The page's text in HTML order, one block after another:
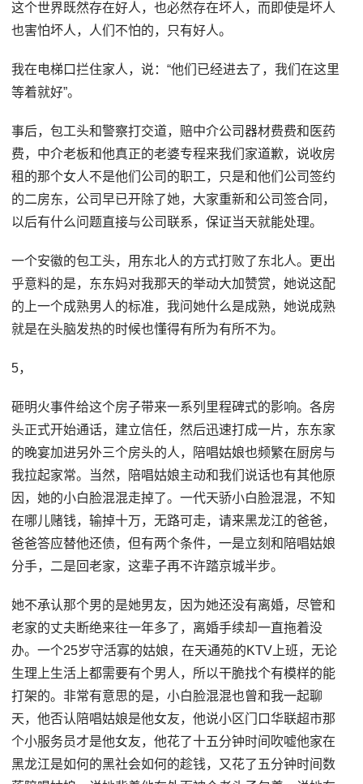
这个世界既然存在好人，也必然存在坏人，而即使是坏人
也害怕坏人，人们不怕的，只有好人。
我在电梯口拦住家人，说：“他们已经进去了，我们在这里
等着就好”。
事后，包工头和警察打交道，赔中介公司器材费费和医药
费，中介老板和他真正的老婆专程来我们家道歉，说收房
租的那个女人不是他们公司的职工，只是和他们公司签约
的二房东，公司早已开除了她，大家重新和公司签合同，
以后有什么问题直接与公司联系，保证当天就能处理。
一个安徽的包工头，用东北人的方式打败了东北人。更出
乎意料的是，东东妈对我那天的举动大加赞赏，她说这配
的上一个成熟男人的标准，我问她什么是成熟，她说成熟
就是在头脑发热的时候也懂得有所为有所不为。
5，
砸明火事件给这个房子带来一系列里程碑式的影响。各房
头正式开始通话，建立信任，然后迅速打成一片，东东家
的晚宴加进另外三个房头的人，陪唱姑娘也频繁在厨房与
我拉起家常。当然，陪唱姑娘主动和我们说话也有其他原
因，她的小白脸混混走掉了。一代天骄小白脸混混，不知
在哪儿赌钱，输掉十万，无路可走，请来黑龙江的爸爸，
爸爸答应替他还债，但有两个条件，一是立刻和陪唱姑娘
分手，二是回老家，这辈子再不许踏京城半步。
她不承认那个男的是她男友，因为她还没有离婚，尽管和
老家的丈夫断绝来往一年多了，离婚手续却一直拖着没
办。一个25岁守活寡的姑娘，在天通苑的KTV上班，无论
生理上生活上都需要有个男人，所以干脆找个有模样的能
打架的。非常有意思的是，小白脸混混也曾和我一起聊
天，他否认陪唱姑娘是他女友，他说小区门口华联超市那
个小服务员才是他女友，他花了十五分钟时间吹嘘他家在
黑龙江是如何的黑社会如何的趁钱，又花了五分钟时间数